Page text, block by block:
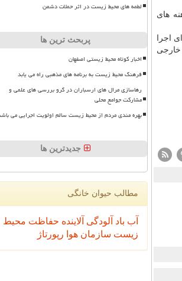
های
اجرا
خارجی
لطمه های محیط زیست در اثر حملات دشمن
پربحث ترین ها
اخبار کوتاه محیط زیستی اصفهان
فرهنگ محیط زیست به برنامه های مذهبی راه می یابد
رهاسازی مرال های ارسباران در گرو بررسی های علمی و
مشارکت جوامع محلی
بهره مندی مردم از محیط زیست سالم اولویت اجرایی می
جدیدترین ها
مطالب حیوان خانگی
آب باد آلودگی آلاینده حفاظت محیط
زیست سازمان هوا رپورتاژ